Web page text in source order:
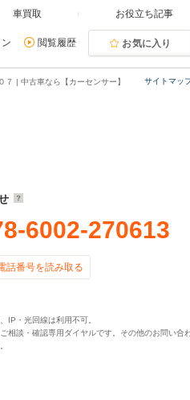
車買取 お役立ち記事
閲覧履歴 お気に入り
サイトマッ
７ | 中古車なら【カーセンサー】
6002-270613
話番号を読み取る
IP・光回線は利用不可。
相談・確認専用ダイヤルです。その他のお問い合